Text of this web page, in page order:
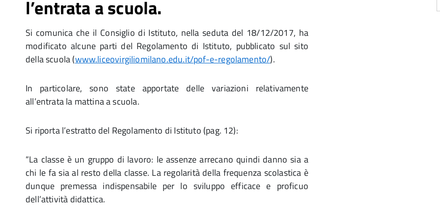
l’entrata a scuola.
Si comunica che il Consiglio di Istituto, nella seduta del 18/12/2017, ha
modificato alcune parti del Regolamento di Istituto, pubblicato sul sito
della scuola (www.liceovirgiliomilano.edu.it/pof-e-regolamento/).
In particolare, sono state apportate delle variazioni relativamente
all’entrata la mattina a scuola.
Si riporta l’estratto del Regolamento di Istituto (pag. 12):
“La classe è un gruppo di lavoro: le assenze arrecano quindi danno sia a
chi le fa sia al resto della classe. La regolarità della frequenza scolastica è
dunque premessa indispensabile per lo sviluppo efficace e proficuo
dell’attività didattica.